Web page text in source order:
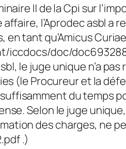
II de la Cpi sur
l’Aprodec asbl a
tant qu’Amicus
doc/
le juge unique n’a
(le Procureur et la
du temps
Selon le juge
des charges, ne
.)